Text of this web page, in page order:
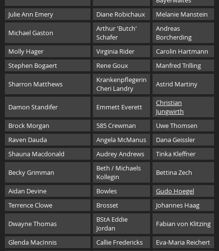
Julie Ann Emery
Diane Robichaux Melanie Manstein
Michael Gaston
Arthur 'Butch'
Schafer
Andreas
Borcherding
Molly Hager
Virginia Rider
Carolin Hartmann
Stephen Bogaert
Rene Goux Manfred Trilling
Sharron Matthews
Krankenpflegerin
Cheri Landry
Astrid Martiny
Damon Standifer Emmett Everett
Christian
Jungwirth
Brock Morgan
585 Crewman
Uwe Thomsen
Raven Dauda
Angela McManus
Dana Geissler
Shauna Macdonald
Audrey Andrews Tinka Kleffner
Becky Grimman
Beth / Michaels
Kollegin
Bettina Zech
Aidan Devine Bowles
Gudo Hoegel
Terrence Clowe
Brosset Johannes Haag
Dwayne Thomas
BStA Eddie
Jordan
Fabian von Klitzing
Glenda MacInnis Callie Fredericks Eva-Maria Reichert